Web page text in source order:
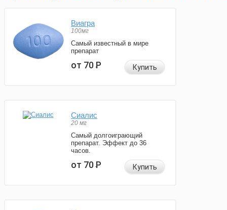
Виагра
100мг
Самый известный в мире
препарат
от 70Р Купить
Сиалис
20 мг
Самый долгоиграющий
препарат. Эффект до 36
часов.
от 70Р Купить